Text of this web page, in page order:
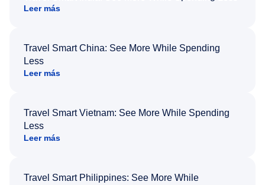
Leer más
Travel Smart China: See More While Spending
Less
Leer más
Travel Smart Vietnam: See More While Spending
Less
Leer más
Travel Smart Philippines: See More While